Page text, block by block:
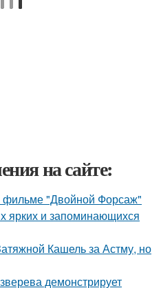
на сайте:
фильме "Двойной Форсаж"
ярких и запоминающихся
Кашель за Астму, но
демонстрирует